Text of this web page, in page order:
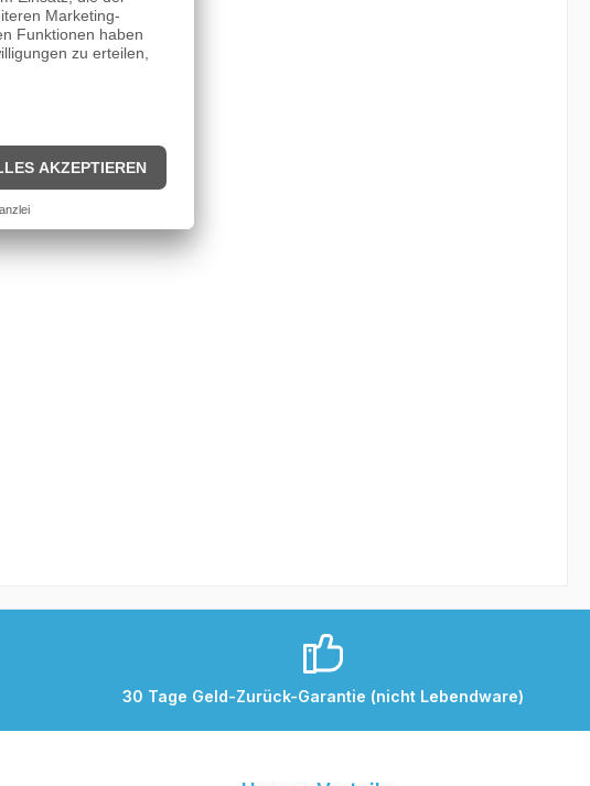
30 Tage Geld-Zurück-Garantie (nicht Lebendware)